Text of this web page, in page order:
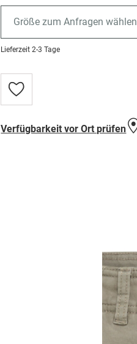
Größe zum Anfragen wählen
Lieferzeit 2-3 Tage
Zur
Wunschliste
Verfügbarkeit vor Ort prüfen